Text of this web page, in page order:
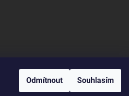
Odmítnout Souhlasím